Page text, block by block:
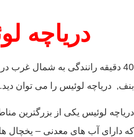
دریاچه
40 دقیقه رانندگی به شمال غرب در
بنف, دریاچه لوئیس را می توان دید.
دریاچه لوئیس یکی از بزرگترین
که دارای آب های معدنی – یخچال